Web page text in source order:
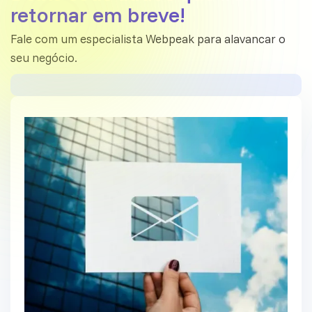
retornar em breve!
Fale com um especialista Webpeak para alavancar o
seu negócio.